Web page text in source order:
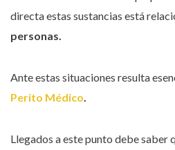
directa estas sustancias está
personas.
Ante estas situaciones resulta
Perito Médico.
Llegados a este punto debe saber